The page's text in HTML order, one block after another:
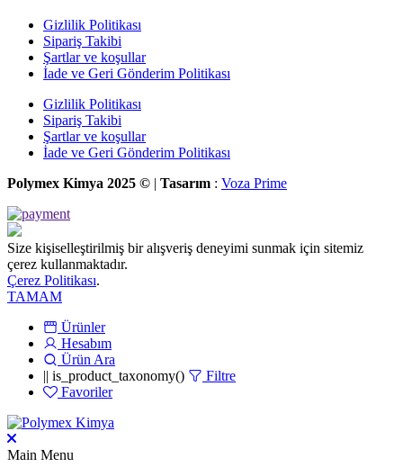
Gizlilik Politikası
Sipariş Takibi
Şartlar ve koşullar
İade ve Geri Gönderim Politikası
Gizlilik Politikası
Sipariş Takibi
Şartlar ve koşullar
İade ve Geri Gönderim Politikası
Polymex Kimya 2025 © | Tasarım : Voza Prime
Size kişiselleştirilmiş bir alışveriş deneyimi sunmak için sitemiz
çerez kullanmaktadır.
Çerez Politikası.
TAMAM
Ürünler
Hesabım
Ürün Ara
|| is_product_taxonomy()
Filtre
Favoriler
Main Menu